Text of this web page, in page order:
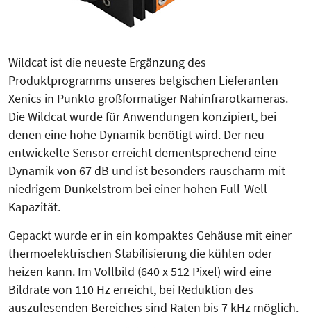
Wildcat ist die neueste Ergänzung des
Produktprogramms unseres belgischen Lieferanten
Xenics in Punkto großformatiger Nahinfrarotkameras.
Die Wildcat wurde für Anwendungen konzipiert, bei
denen eine hohe Dynamik benötigt wird. Der neu
entwickelte Sensor erreicht dementsprechend eine
Dynamik von 67 dB und ist besonders rauscharm mit
niedrigem Dunkelstrom bei einer hohen Full-Well-
Kapazität.
Gepackt wurde er in ein kompaktes Gehäuse mit einer
thermoelektrischen Stabilisierung die kühlen oder
heizen kann. Im Vollbild (640 x 512 Pixel) wird eine
Bildrate von 110 Hz erreicht, bei Reduktion des
auszulesenden Bereiches sind Raten bis 7 kHz möglich.